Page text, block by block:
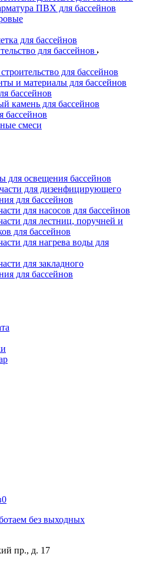
ПВХ для бассейнов
для бассейнов
для бассейнов
для бассейнов
и материалы для бассейнов
бассейнов
камень для бассейнов
бассейнов
смеси
для освещения бассейнов
для дизенфицирующего
для бассейнов
для насосов для бассейнов
для лестниц, поручней и
для бассейнов
для нагрева воды для
для закладного
для бассейнов
0
без выходных
пр., д. 17